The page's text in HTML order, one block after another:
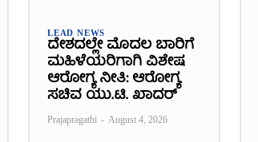
LEAD NEWS
ದೇಶದಲ್ಲೇ ಮೊದಲ ಬಾರಿಗೆ
ಮಹಿಳೆಯರಿಗಾಗಿ ವಿಶೇಷ
ಆರೋಗ್ಯ ನೀತಿ: ಆರೋಗ್ಯ
ಸಚಿವ ಯು.ಟಿ. ಖಾದರ್
Prajapragathi - August 4, 2026